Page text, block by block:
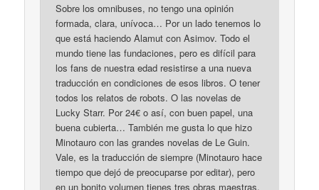
Sobre los omnibuses, no tengo una opinión
formada, clara, unívoca… Por un lado tenemos lo
que está haciendo Alamut con Asimov. Todo el
mundo tiene las fundaciones, pero es difícil para
los fans de nuestra edad resistirse a una nueva
traducción en condiciones de esos libros. O tener
todos los relatos de robots. O las novelas de
Lucky Starr. Por 24€ o así, con buen papel, una
buena cubierta… También me gusta lo que hizo
Minotauro con las grandes novelas de Le Guin.
Vale, es la traducción de siempre (Minotauro hace
tiempo que dejó de preocuparse por editar), pero
en un bonito volumen tienes tres obras maestras.